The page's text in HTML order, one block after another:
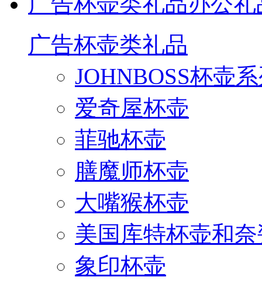
广告杯壶类礼品
JOHNBOSS杯壶
爱奇屋杯壶
菲驰杯壶
膳魔师杯壶
大嘴猴杯壶
美国库特杯壶和
象印杯壶